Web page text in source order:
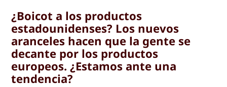
¿Boicot a los productos
estadounidenses? Los nuevos
aranceles hacen que la gente se
decante por los productos
europeos. ¿Estamos ante una
tendencia?